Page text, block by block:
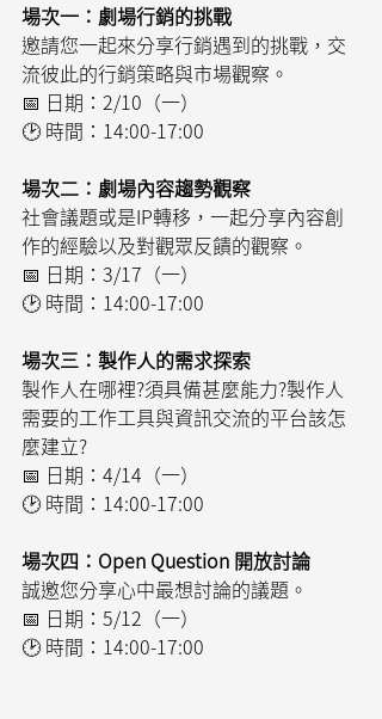
場次一：劇場行銷的挑戰
邀請您一起來分享行銷遇到的挑戰，交
流彼此的行銷策略與市場觀察。
📅 日期：2/10（一）
🕑 時間：14:00-17:00
場次二：劇場內容趨勢觀察
社會議題或是IP轉移，一起分享內容創
作的經驗以及對觀眾反饋的觀察。
📅 日期：3/17（一）
🕑 時間：14:00-17:00
場次三：製作人的需求探索
製作人在哪裡?須具備甚麼能力?製作人
需要的工作工具與資訊交流的平台該怎
麼建立?
📅 日期：4/14（一）
🕑 時間：14:00-17:00
場次四：Open Question 開放討論
誠邀您分享心中最想討論的議題。
📅 日期：5/12（一）
🕑 時間：14:00-17:00